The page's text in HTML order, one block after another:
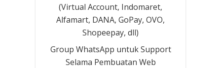
(Virtual Account, Indomaret,
Alfamart, DANA, GoPay, OVO,
Shopeepay, dll)
Group WhatsApp untuk Support
Selama Pembuatan Web